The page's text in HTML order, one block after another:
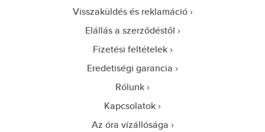
Visszaküldés és reklamáció
Elállás a szerződéstől
Fizetési feltételek
Eredetiségi garancia
Rólunk
Kapcsolatok
Az óra vízállósága